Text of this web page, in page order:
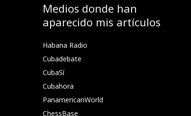
Medios donde han
aparecido mis artículos
Habana Radio
Cubadebate
CubaSí
Cubahora
PanamericanWorld
ChessBase